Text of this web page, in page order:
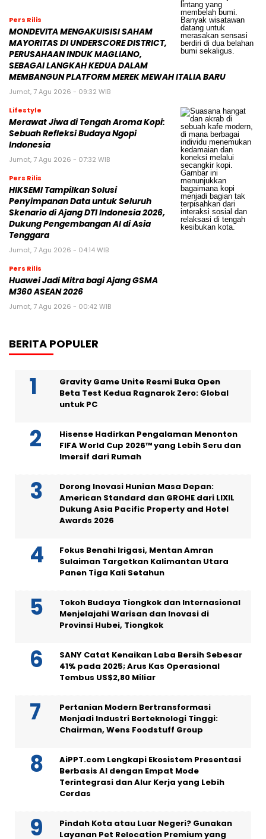
Pers Rilis
MONDEVITA MENGAKUISISI SAHAM
MAYORITAS DI UNDERSCORE DISTRICT,
PERUSAHAAN INDUK MAGLIANO,
SEBAGAI LANGKAH KEDUA DALAM
MEMBANGUN PLATFORM MEREK MEWAH ITALIA BARU
Jumat, 7 Agu 2026 - 09:32 WIB
Lifestyle
Merawat Jiwa di Tengah Aroma Kopi:
Sebuah Refleksi Budaya Ngopi
Indonesia
Jumat, 7 Agu 2026 - 07:32 WIB
Pers Rilis
HIKSEMI Tampilkan Solusi
Penyimpanan Data untuk Seluruh
Skenario di Ajang DTI Indonesia 2026,
Dukung Pengembangan AI di Asia
Tenggara
Jumat, 7 Agu 2026 - 04:14 WIB
Pers Rilis
Huawei Jadi Mitra bagi Ajang GSMA
M360 ASEAN 2026
Jumat, 7 Agu 2026 - 00:42 WIB
BERITA POPULER
Gravity Game Unite Resmi Buka Open
Beta Test Kedua Ragnarok Zero: Global
untuk PC
Hisense Hadirkan Pengalaman Menonton
FIFA World Cup 2026™ yang Lebih Seru dan
Imersif dari Rumah
Dorong Inovasi Hunian Masa Depan:
American Standard dan GROHE dari LIXIL
Dukung Asia Pacific Property and Hotel
Awards 2026
Fokus Benahi Irigasi, Mentan Amran
Sulaiman Targetkan Kalimantan Utara
Panen Tiga Kali Setahun
Tokoh Budaya Tiongkok dan Internasional
Menjelajahi Warisan dan Inovasi di
Provinsi Hubei, Tiongkok
SANY Catat Kenaikan Laba Bersih Sebesar
41% pada 2025; Arus Kas Operasional
Tembus US$2,80 Miliar
Pertanian Modern Bertransformasi
Menjadi Industri Berteknologi Tinggi:
Chairman, Wens Foodstuff Group
AiPPT.com Lengkapi Ekosistem Presentasi
Berbasis AI dengan Empat Mode
Terintegrasi dan Alur Kerja yang Lebih
Cerdas
Pindah Kota atau Luar Negeri? Gunakan
Layanan Pet Relocation Premium yang